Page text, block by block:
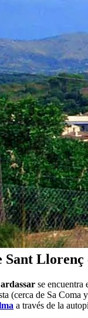
Sant Llorenç
se encuentra
(cerca de Sa Coma
a través de la